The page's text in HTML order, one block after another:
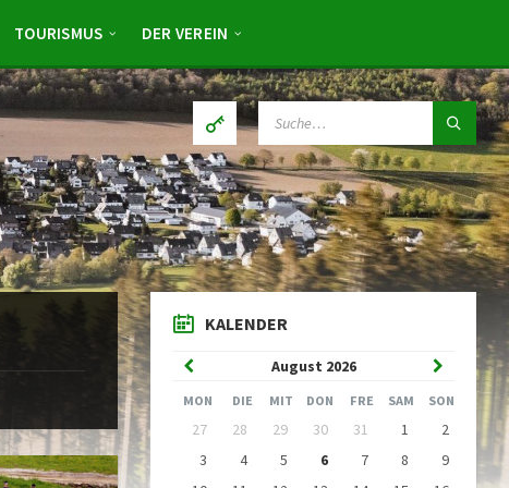
TOURISMUS DER VEREIN
SUCHE:
KALENDER
August 2026
Vorheriger
Monat
Nächster
Monat
MON DIE MIT DON FRE SAM SON
Kalendertage
überspringen
27 28 29 30 31 1
2
3
4 5 6 7 8
9